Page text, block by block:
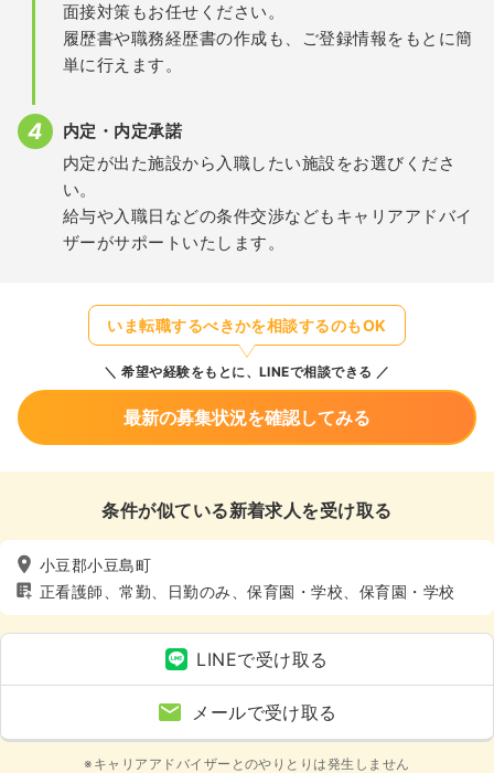
面接対策もお任せください。
履歴書や職務経歴書の作成も、ご登録情報をもとに簡
単に行えます。
内定・内定承諾
内定が出た施設から入職したい施設をお選びくださ
い。
給与や入職日などの条件交渉などもキャリアアドバイ
ザーがサポートいたします。
いま転職するべきかを相談するのもOK
希望や経験をもとに、LINEで相談できる
最新の募集状況を確認してみる
条件が似ている新着求人を受け取る
小豆郡小豆島町
正看護師、常勤、日勤のみ、保育園・学校、保育園・学校
LINEで受け取る
メールで受け取る
※キャリアアドバイザーとのやりとりは発生しません